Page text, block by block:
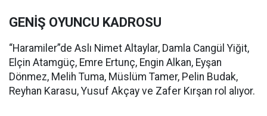
GENİŞ OYUNCU KADROSU
“Haramiler”de Aslı Nimet Altaylar, Damla Cangül Yiğit,
Elçin Atamgüç, Emre Ertunç, Engin Alkan, Eyşan
Dönmez, Melih Tuma, Müslüm Tamer, Pelin Budak,
Reyhan Karasu, Yusuf Akçay ve Zafer Kırşan rol alıyor.